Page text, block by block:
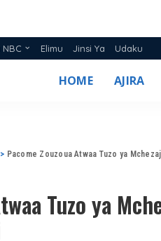
Kuu ya NBC 2025/26
Elimu Jinsi Ya Udaku
HOME AJIRA
> Pacome Zouzoua Atwaa Tuzo ya
Tuzo ya